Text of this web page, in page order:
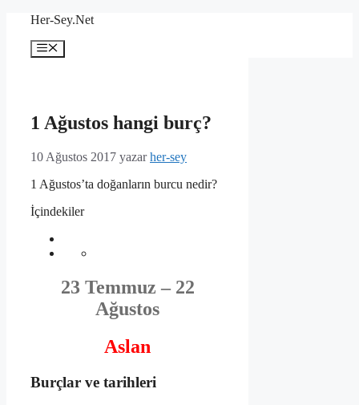
İçeriğeHer-Sey.Net
Menü
1 Ağustos hangi burç?
10 Ağustos 2017 yazarher-sey
1 Ağustos’ta doğanların burcu nedir?
İçindekiler
23 Temmuz – 22
Ağustos
Aslan
Burçlar ve tarihleri